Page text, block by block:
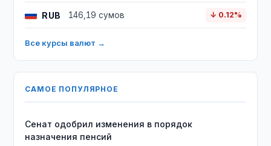
RUB 146,19 сумов ↓ 0.12%
Все курсы валют →
САМОЕ ПОПУЛЯРНОЕ
Сенат одобрил изменения в порядок
назначения пенсий